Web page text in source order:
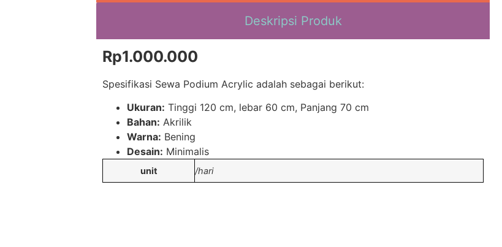
Deskripsi Produk
Rp1.000.000
Spesifikasi Sewa Podium Acrylic adalah sebagai berikut:
Ukuran: Tinggi 120 cm, lebar 60 cm, Panjang 70 cm
Bahan: Akrilik
Warna: Bening
Desain: Minimalis
unit /hari